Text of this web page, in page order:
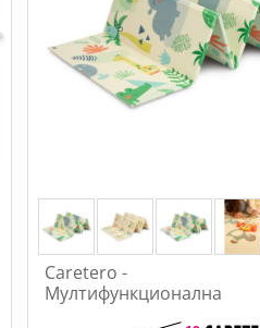
Caretero -
Мултифункционална